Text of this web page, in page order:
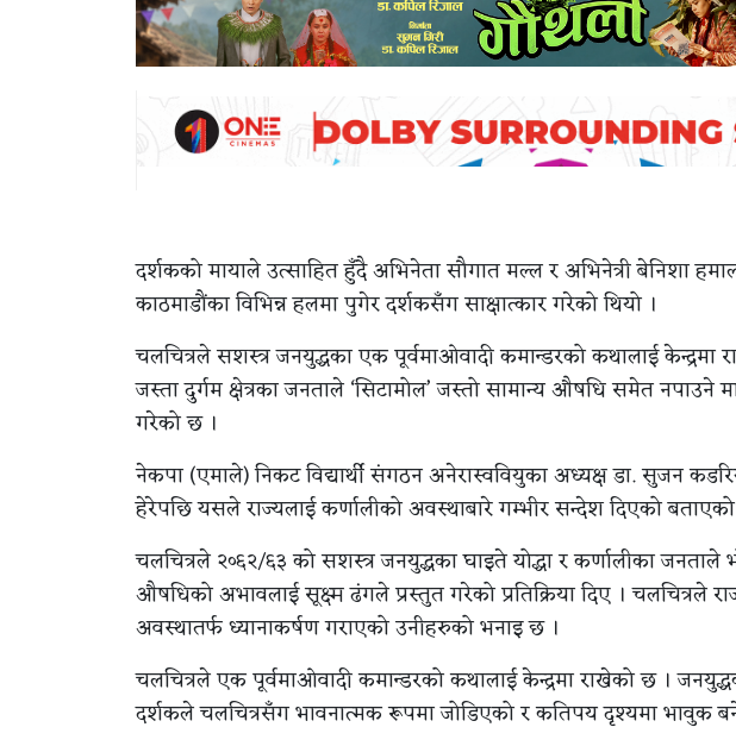
दर्शकको मायाले उत्साहित हुँदै अभिनेता सौगात मल्ल र अभिनेत्री बेनिशा
काठमाडौंका विभिन्न हलमा पुगेर दर्शकसँग साक्षात्कार गरेको थियो ।
चलचित्रले सशस्त्र जनयुद्धका एक पूर्वमाओवादी कमान्डरको कथालाई केन्द्रमा
जस्ता दुर्गम क्षेत्रका जनताले ‘सिटामोल’ जस्तो सामान्य औषधि समेत नपाउने
गरेको छ ।
नेकपा (एमाले) निकट विद्यार्थी संगठन अनेरास्ववियुका अध्यक्ष डा. सुजन
हेरेपछि यसले राज्यलाई कर्णालीको अवस्थाबारे गम्भीर सन्देश दिएको
चलचित्रले २०६२/६३ को सशस्त्र जनयुद्धका घाइते योद्धा र कर्णालीका जनताले
औषधिको अभावलाई सूक्ष्म ढंगले प्रस्तुत गरेको प्रतिक्रिया दिए । चलचित्रले
अवस्थातर्फ ध्यानाकर्षण गराएको उनीहरुको भनाइ छ ।
चलचित्रले एक पूर्वमाओवादी कमान्डरको कथालाई केन्द्रमा राखेको छ ।
दर्शकले चलचित्रसँग भावनात्मक रूपमा जोडिएको र कतिपय दृश्यमा भावुक